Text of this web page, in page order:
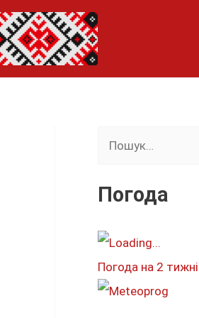
к
т
:
Погода
Погода на 2 тижні